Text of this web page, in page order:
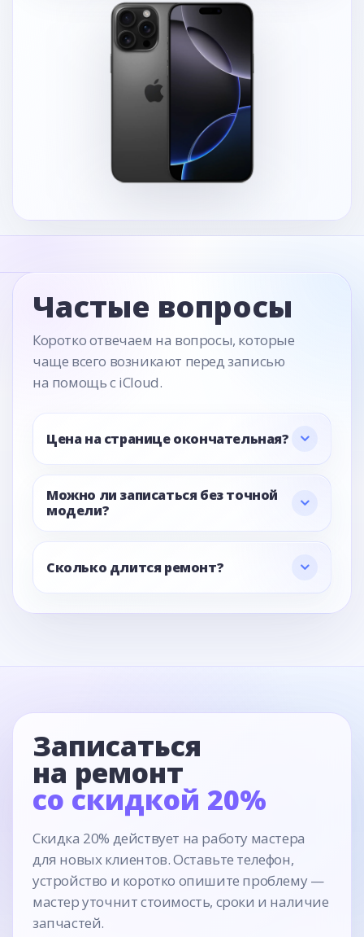
Частые вопросы
Коротко отвечаем на вопросы, которые
чаще всего возникают перед записью
на помощь с iCloud.
Цена на странице окончательная?
Можно ли записаться без точной
модели?
Сколько длится ремонт?
Записаться
на ремонт
со скидкой 20%
Скидка 20% действует на работу мастера
для новых клиентов. Оставьте телефон,
устройство и коротко опишите проблему —
мастер уточнит стоимость, сроки и наличие
запчастей.